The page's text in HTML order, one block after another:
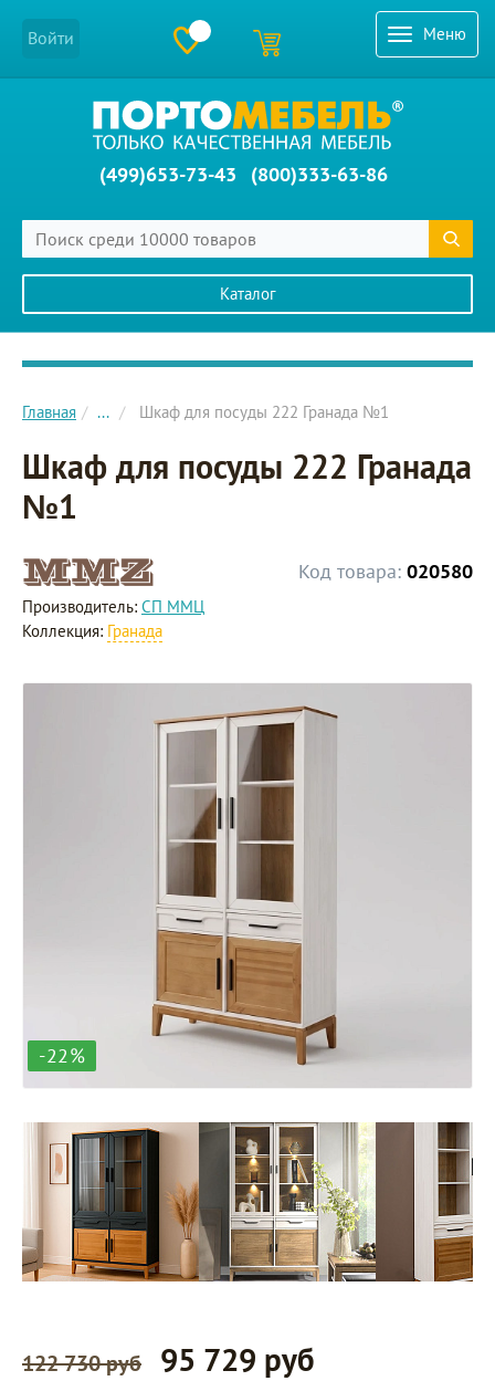
Меню
Войти
(499)653-73-43 (800)333-63-86
Каталог
Главное меню сайта
Главная ... Шкаф для посуды 222 Гранада №1
Шкаф для посуды 222 Гранада
№1
Код товара: 020580
Производитель: СП ММЦ
Коллекция: Гранада
-22%
122 730 руб 95 729 руб